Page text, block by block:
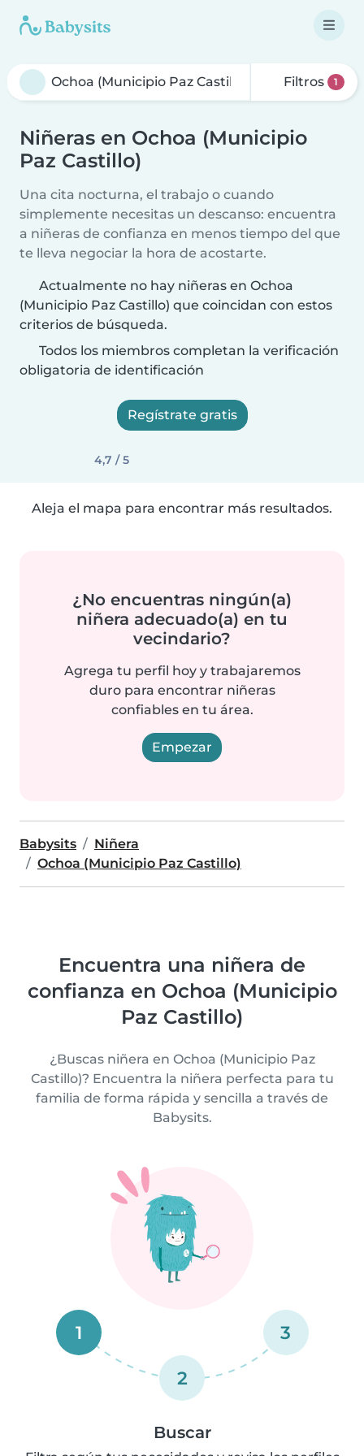
Filtros 1
Niñeras en Ochoa (Municipio
Paz Castillo)
Una cita nocturna, el trabajo o cuando
simplemente necesitas un descanso: encuentra
a niñeras de confianza en menos tiempo del que
te lleva negociar la hora de acostarte.
Actualmente no hay niñeras en Ochoa
(Municipio Paz Castillo) que coincidan con estos
criterios de búsqueda.
Todos los miembros completan la verificación
obligatoria de identificación
Regístrate gratis
4,7 / 5
Aleja el mapa para encontrar más resultados.
¿No encuentras ningún(a)
niñera adecuado(a) en tu
vecindario?
Agrega tu perfil hoy y trabajaremos
duro para encontrar niñeras
confiables en tu área.
Empezar
Babysits
Niñera
Ochoa (Municipio Paz Castillo)
Encuentra una niñera de
confianza en Ochoa (Municipio
Paz Castillo)
¿Buscas niñera en Ochoa (Municipio Paz
Castillo)? Encuentra la niñera perfecta para tu
familia de forma rápida y sencilla a través de
Babysits.
1
2
3
Buscar